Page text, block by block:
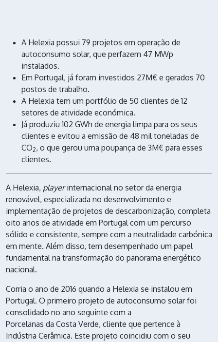
A Helexia possui 79 projetos em operação de
autoconsumo solar, que perfazem 47 MWp
instalados.
Em Portugal, já foram investidos 27M€ e gerados 70
postos de trabalho.
A Helexia tem um portfólio de 50 clientes de 12
setores de atividade económica.
Já produziu 102 GWh de energia limpa para os seus
clientes e evitou a emissão de 48 mil toneladas de
CO2, o que gerou uma poupança de 3M€ para esses
clientes.
A Helexia, playerinternacional no setor da energia
renovável, especializada no desenvolvimento e
implementação de projetos de descarbonização, completa
oito anos de atividade em Portugal com um percurso
sólido e consistente, sempre com a neutralidade carbónica
em mente. Além disso, tem desempenhado um papel
fundamental na transformação do panorama energético
nacional.
Corria o ano de 2016 quando a Helexia se instalou em
Portugal. O primeiro projeto de autoconsumo solar foi
consolidado no ano seguinte com a
Porcelanas da Costa Verde, cliente que pertence à
Indústria Cerâmica. Este projeto coincidiu com o seu